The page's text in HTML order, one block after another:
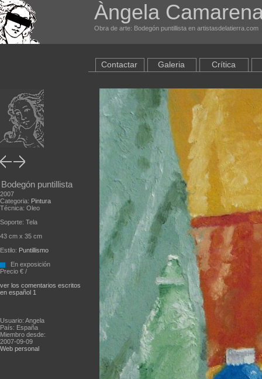
Àngela
Obra de arte: Bodegón puntillista en artistasdelatierra.com
Bodegón puntillista
2007
Categoria: Pintura
Técnica: Oleo
Soporte: Tela
43 cm x 35 cm
Estilo: Puntillismo
En exposición
Precio € /
ver los comentarios escritos
en español 1
Usuario: Angela
País: España
Miembro desde:
2007-09-09
Web personal
Contactar Galeria Crítica